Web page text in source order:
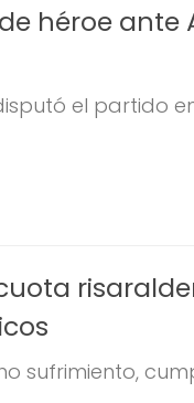
héroe
el partido
sufrimiento,